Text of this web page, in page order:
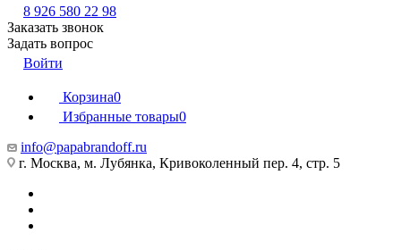
8 926 580 22 98
Заказать звонок
Задать вопрос
Войти
Корзина0
Избранные товары0
info@papabrandoff.ru
г. Москва, м. Лубянка, Кривоколенный пер. 4, стр. 5